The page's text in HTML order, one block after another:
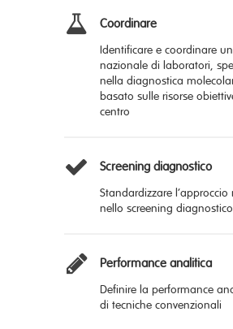
Coordinare
Identificare e coordinare
nazionale di laboratori,
nella diagnostica
basato sulle risorse
centro
Screening diagnostico
Standardizzare l’approccio
nello screening diagnostico
Performance analitica
Definire la performance
di tecniche convenzionali